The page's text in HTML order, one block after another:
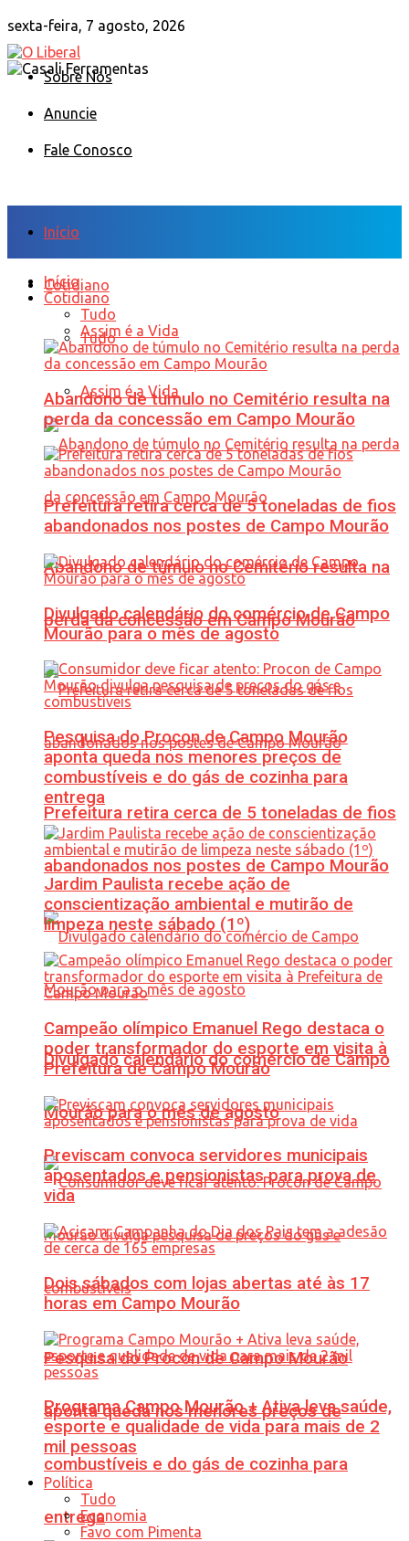
sexta-feira, 7 agosto, 2026
Sobre Nós
Anuncie
Fale Conosco
Início
Cotidiano
Tudo
Assim é a Vida
Abandono de túmulo no Cemitério resulta na
perda da concessão em Campo Mourão
Prefeitura retira cerca de 5 toneladas de fios
abandonados nos postes de Campo Mourão
Divulgado calendário do comércio de Campo
Mourão para o mês de agosto
Pesquisa do Procon de Campo Mourão
aponta queda nos menores preços de
combustíveis e do gás de cozinha para
entrega
Início
Cotidiano
Tudo
Assim é a Vida
Abandono de túmulo no Cemitério resulta na
perda da concessão em Campo Mourão
Prefeitura retira cerca de 5 toneladas de fios
abandonados nos postes de Campo Mourão
Divulgado calendário do comércio de Campo
Mourão para o mês de agosto
Pesquisa do Procon de Campo Mourão
aponta queda nos menores preços de
combustíveis e do gás de cozinha para
entrega
Jardim Paulista recebe ação de
conscientização ambiental e mutirão de
limpeza neste sábado (1º)
Campeão olímpico Emanuel Rego destaca o
poder transformador do esporte em visita à
Prefeitura de Campo Mourão
Previscam convoca servidores municipais
aposentados e pensionistas para prova de
vida
Dois sábados com lojas abertas até às 17
horas em Campo Mourão
Programa Campo Mourão + Ativa leva saúde,
esporte e qualidade de vida para mais de 2
mil pessoas
Política
Tudo
Economia
Favo com Pimenta